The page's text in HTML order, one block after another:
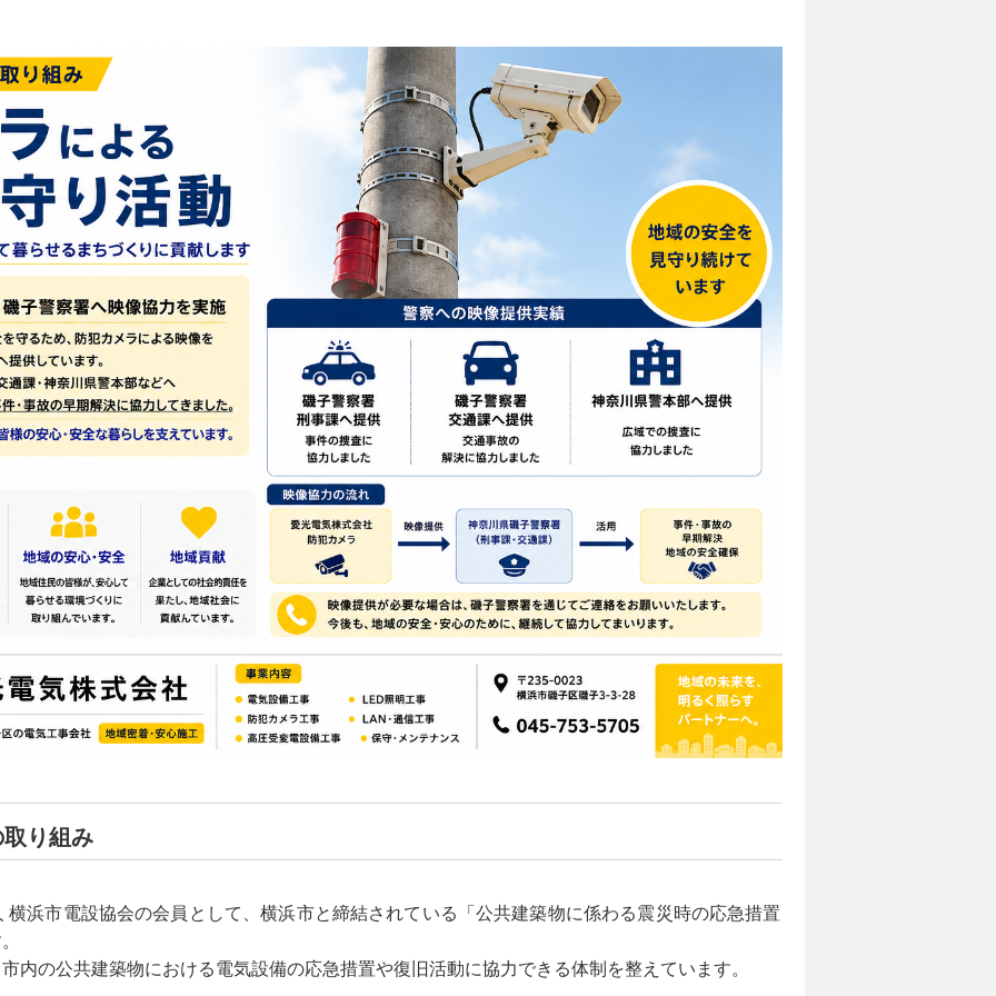
り組み
浜市電設協会の会員として、横浜市と締結されている「公共建築物に係わる震災時の応急措置
内の公共建築物における電気設備の応急措置や復旧活動に協力できる体制を整えています。